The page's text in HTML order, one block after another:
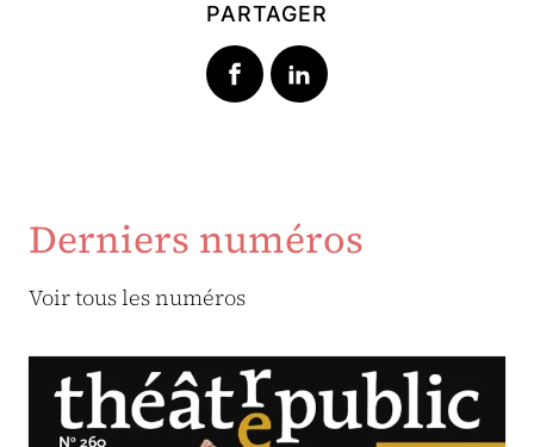
PARTAGER
Derniers numéros
Voir tous les numéros